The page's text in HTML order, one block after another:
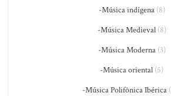
-Música indígena(8)
-Música Medieval(8)
-Música Moderna(3)
-Música oriental (5)
-Música Polifônica Ibérica